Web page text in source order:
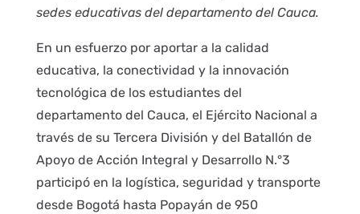
sedes educativas del departamento del Cauca.
En un esfuerzo por aportar a la calidad
educativa, la conectividad y la innovación
tecnológica de los estudiantes del
departamento del Cauca, el Ejército Nacional a
través de su Tercera División y del Batallón de
Apoyo de Acción Integral y Desarrollo N.°3
participó en la logística, seguridad y transporte
desde Bogotá hasta Popayán de 950